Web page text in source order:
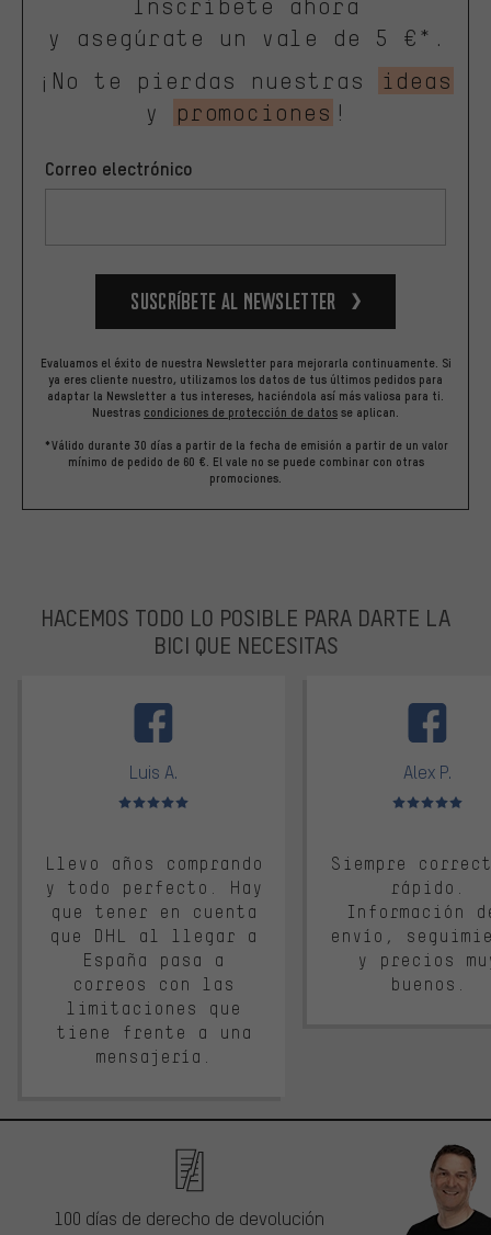
Inscríbete ahora
y asegúrate un vale de 5 €*.
¡No te pierdas nuestras
ideas
y
promociones !
Correo electrónico
Suscríbete al newsletter
Evaluamos el éxito de nuestra Newsletter para mejorarla continuamente. Si
ya eres cliente nuestro, utilizamos los datos de tus últimos pedidos para
adaptar la Newsletter a tus intereses, haciéndola así más valiosa para ti.
Nuestras condiciones de protección de datos se aplican.
*Válido durante 30 días a partir de la fecha de emisión a partir de un valor
mínimo de pedido de 60 €. El vale no se puede combinar con otras
promociones.
HACEMOS TODO LO POSIBLE PARA DARTE LA
BICI QUE NECESITAS
Luis A.
Valoración media: 5 de 5
Llevo años comprando
y todo perfecto. Hay
que tener en cuenta
que DHL al llegar a
España pasa a
correos con las
limitaciones que
tiene frente a una
mensajería.
Alex P.
Valoración
Siempre
rápido.
Información
envío,
y precios
buenos.
100 días de derecho de devolución